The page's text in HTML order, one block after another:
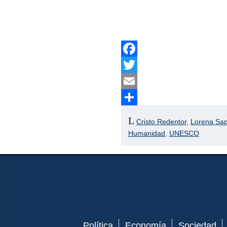
Facebook
Twitter
Email
Cristo Redentor, Lorena
Humanidad
UNESCO